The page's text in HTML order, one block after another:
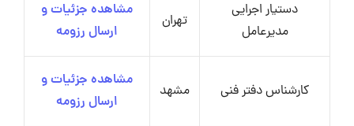
دستیار اجرایی
مدیرعامل
تهران
مشاهده جزئیات و
ارسال رزومه
کارشناس دفتر فنی مشهد
مشاهده جزئیات و
ارسال رزومه